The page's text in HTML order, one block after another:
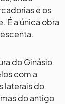
e os
É a única obra
do Ginásio
com a
laterais do
do antigo